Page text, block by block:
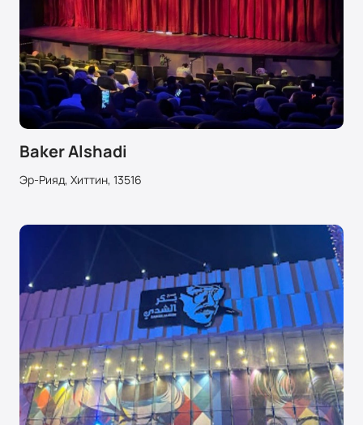
Baker Alshadi
Эр-Рияд, Хиттин, 13516